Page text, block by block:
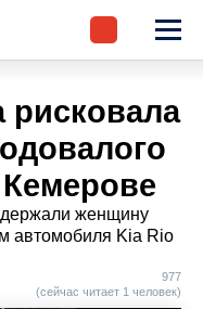
женщину
автомобиля Kia Rio
977
(сейчас читает 1 человек)